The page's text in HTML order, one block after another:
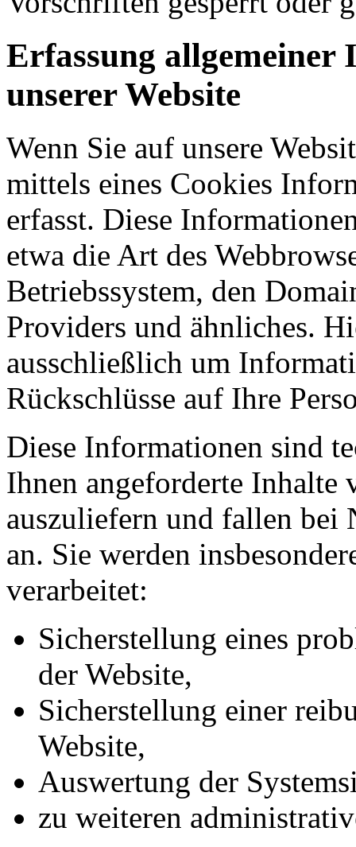
Erfassung allgemeiner
unserer Website
Wenn Sie auf unsere
mittels eines Cookies
erfasst. Diese
etwa die Art des
Betriebssystem, den
Providers und ähnliches.
ausschließlich um
Rückschlüsse auf Ihre
Diese Informationen sind
Ihnen angeforderte Inhalte
auszuliefern und fallen bei
an. Sie werden
verarbeitet:
Sicherstellung eines
der Website,
Sicherstellung einer
Website,
Auswertung der
zu weiteren